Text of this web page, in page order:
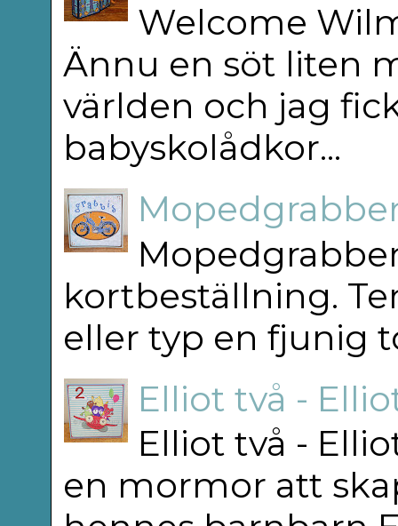
Welcome
Ännu en söt liten
världen och jag
babyskolådkor...
kortbeställning.
eller typ en fjunig
Elliot två -
Elliot två -
en mormor att